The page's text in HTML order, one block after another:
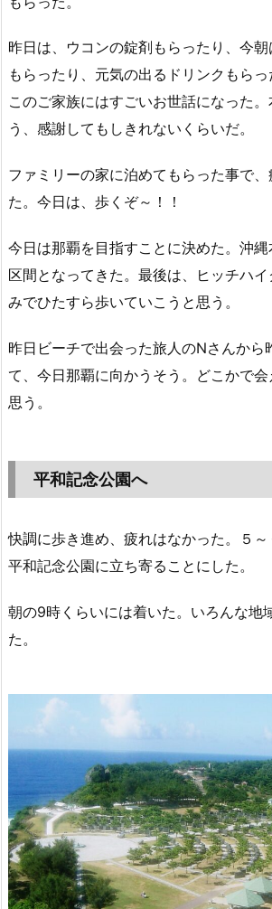
昨日は、ウコンの錠剤もらったり、今
もらったり、元気の出るドリンクもら
このご家族にはすごいお世話になった
う、感謝してもしきれないくらいだ。
ファミリーの家に泊めてもらった事で
た。今日は、歩くぞ～！！
今日は那覇を目指すことに決めた。沖
区間となってきた。最後は、ヒッチハ
みでひたすら歩いていこうと思う。
昨日ビーチで出会った旅人のNさんから
て、今日那覇に向かうそう。どこかで
思う。
平和記念公園へ
快調に歩き進め、疲れはなかった。５
平和記念公園に立ち寄ることにした。
朝の9時くらいには着いた。いろんな地
た。